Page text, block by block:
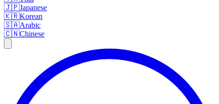
🇯🇵Japanese
🇰🇷Korean
🇸🇦Arabic
🇨🇳Chinese